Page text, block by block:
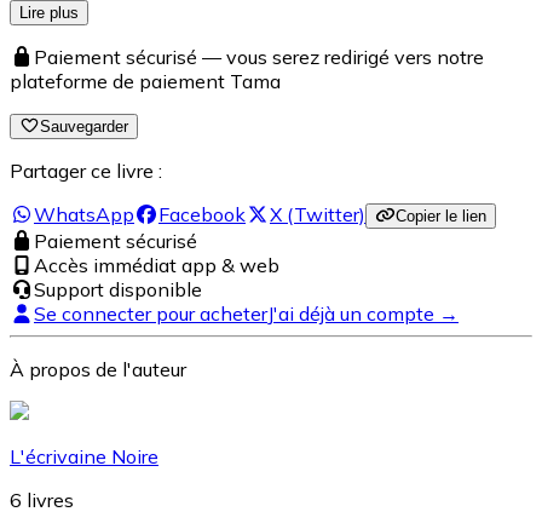
Lire plus
Paiement sécurisé — vous serez redirigé vers notre
plateforme de paiement Tama
Sauvegarder
Partager ce livre :
WhatsApp
Facebook X (Twitter) Copier le lien
Paiement sécurisé
Accès immédiat app & web
Support disponible
Se connecter pour acheterJ'ai déjà un compte →
À propos de l'auteur
L'écrivaine Noire
6 livres